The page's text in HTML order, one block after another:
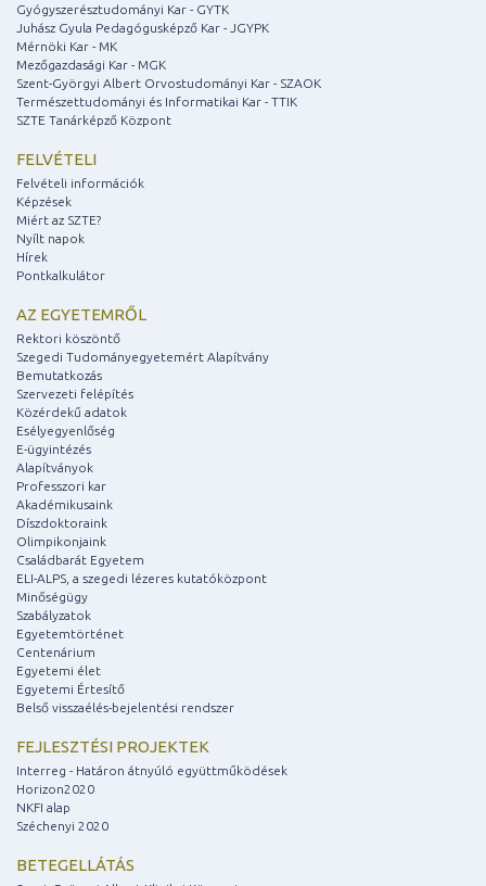
Gyógyszerésztudományi Kar - GYTK
Juhász Gyula Pedagógusképző Kar - JGYPK
Mérnöki Kar - MK
Mezőgazdasági Kar - MGK
Szent-Györgyi Albert Orvostudományi Kar - SZAOK
Természettudományi és Informatikai Kar - TTIK
SZTE Tanárképző Központ
FELVÉTELI
Felvételi információk
Képzések
Miért az SZTE?
Nyílt napok
Hírek
Pontkalkulátor
AZ EGYETEMRŐL
Rektori köszöntő
Szegedi Tudományegyetemért Alapítvány
Bemutatkozás
Szervezeti felépítés
Közérdekű adatok
Esélyegyenlőség
E-ügyintézés
Alapítványok
Professzori kar
Akadémikusaink
Díszdoktoraink
Olimpikonjaink
Családbarát Egyetem
ELI-ALPS, a szegedi lézeres kutatóközpont
Minőségügy
Szabályzatok
Egyetemtörténet
Centenárium
Egyetemi élet
Egyetemi Értesítő
Belső visszaélés-bejelentési rendszer
FEJLESZTÉSI PROJEKTEK
Interreg - Határon átnyúló együttműködések
Horizon2020
NKFI alap
Széchenyi 2020
BETEGELLÁTÁS